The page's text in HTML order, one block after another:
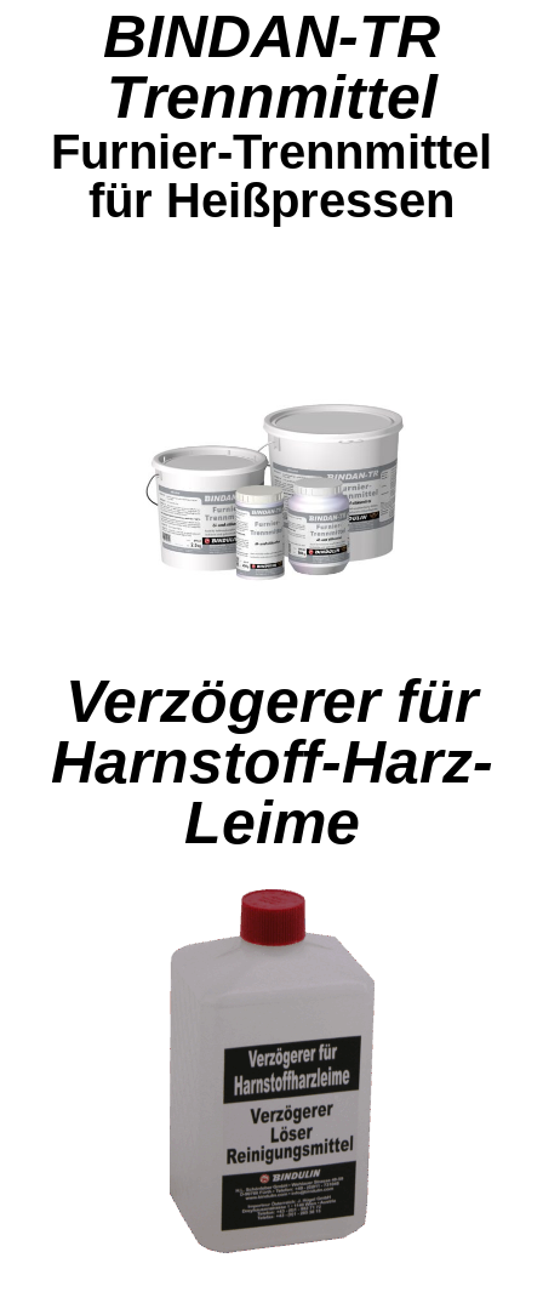
BINDAN-TR
Trennmittel
Furnier-Trennmittel
für Heißpressen
Verzögerer für
Harnstoff-Harz-
Leime